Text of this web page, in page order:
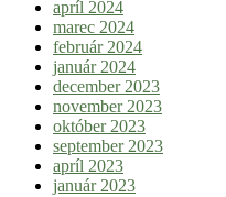
apríl 2024
marec 2024
február 2024
január 2024
december 2023
november 2023
október 2023
september 2023
apríl 2023
január 2023